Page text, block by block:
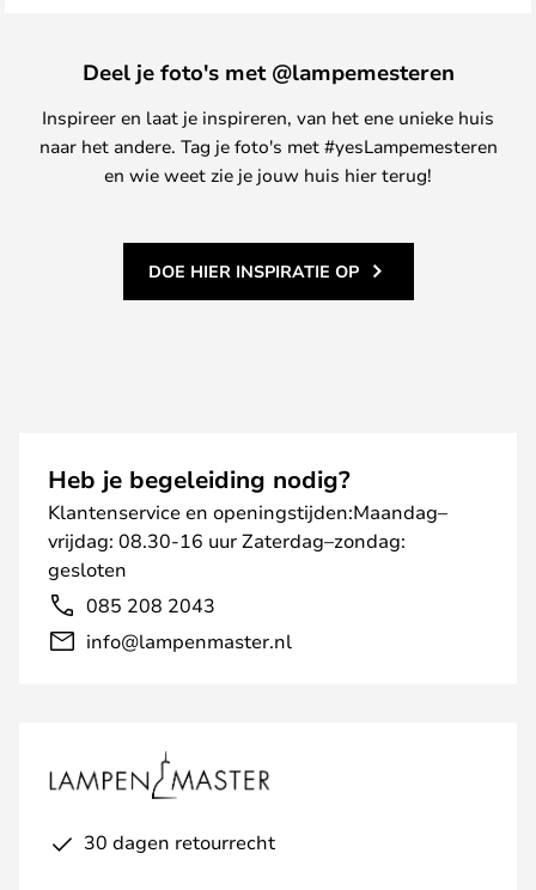
Deel je foto's met @lampemesteren
Inspireer en laat je inspireren, van het ene unieke huis
naar het andere. Tag je foto's met #yesLampemesteren
en wie weet zie je jouw huis hier terug!
DOE HIER INSPIRATIE OP
Heb je begeleiding nodig?
Klantenservice en openingstijden:Maandag–
vrijdag: 08.30-16 uur Zaterdag–zondag:
gesloten
085 208 2043
info@lampenmaster.nl
30 dagen retourrecht